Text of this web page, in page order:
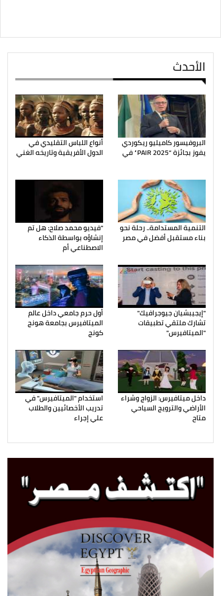
الأحدث
البروفيسور كاميليو ريكوردي
يفوز بجائزة “PAIR 2025” في
أنواع اللباس التقليدي في
الدول الأفريقية وتاريخه الغني
التنمية المستدامة.. رحلة نحو
بناء مستقبل أفضل في مصر
"فيديو محمد صلاح: هل تم
إنشاؤه بواسطة الذكاء
الاصطناعي أم
"إيجيبشيان جيوجرافيك"
تشارك ملتقي تطبيقات
"الميتافيرس"
أول حرم جامعي داخل عالم
الميتافيرس بجامعة هونج
كونج
داخل ميتافيرس: الزواج وشراء
الأراضي والترويج السياحي
متاح
استخدام "الميتافيرس" في
تدريب الأخصائيين والطلاب
علي إجراء